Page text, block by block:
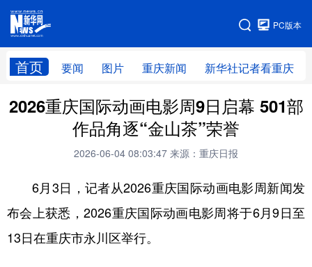
PC版本
首页 要闻 图片 重庆新闻 新华社记者看重庆
网站地图
2026重庆国际动画电影周9日启幕 501部
作品角逐“金山茶”荣誉
2026-06-04 08:03:47 来源：重庆日报
6月3日，记者从2026重庆国际动画电影周新闻发
布会上获悉，2026重庆国际动画电影周将于6月9日至
13日在重庆市永川区举行。